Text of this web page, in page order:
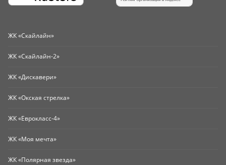
ЖК «Скайлайн»
ЖК «Скайлайн-2»
ЖК «Дискавери»
ЖК «Окская стрелка»
ЖК «Еврокласс-4»
ЖК «Моя мечта»
ЖК «Полярная звезда»